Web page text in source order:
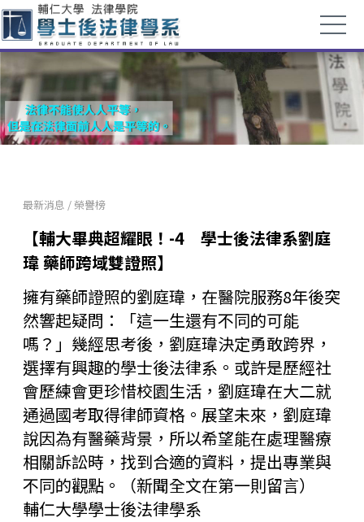
最新消息 / 榮譽榜
【輔大畢典超耀眼！-4 學士後法律系劉庭
瑋 藥師跨域雙證照】
擁有藥師證照的劉庭瑋，在醫院服務8年後突
然響起疑問：「這一生還有不同的可能
嗎？」幾經思考後，劉庭瑋決定勇敢跨界，
選擇有興趣的學士後法律系。或許是歷經社
會歷練會更珍惜校園生活，劉庭瑋在大二就
通過國考取得律師資格。展望未來，劉庭瑋
說因為有醫藥背景，所以希望能在處理醫療
相關訴訟時，找到合適的資料，提出專業與
不同的觀點。（新聞全文在第一則留言）
輔仁大學學士後法律學系